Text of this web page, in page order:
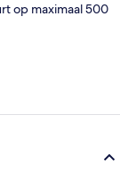
op maximaal 500